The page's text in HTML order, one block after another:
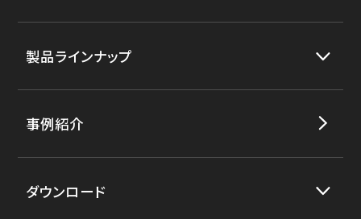
製品ラインナップ
事例紹介
ダウンロード